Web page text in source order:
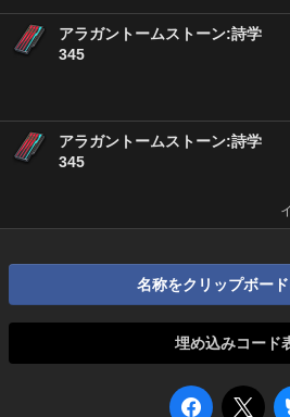
アラガントームストーン:詩学
345
アラガントームストーン:詩学
345
名称をクリップボー
埋め込みコード